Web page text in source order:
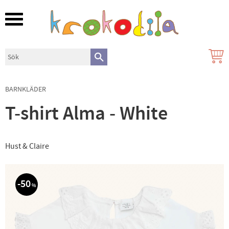
Meny
BARNKLÄDER
T-shirt Alma - White
Hust & Claire
50%